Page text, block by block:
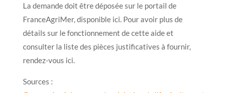
La demande doit être déposée sur le portail de
FranceAgriMer, disponible ici. Pour avoir plus de
détails sur le fonctionnement de cette aide et
consulter la liste des pièces justificatives à fournir,
rendez-vous ici.
Sources :